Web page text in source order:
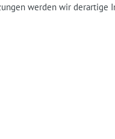
werden wir derartige